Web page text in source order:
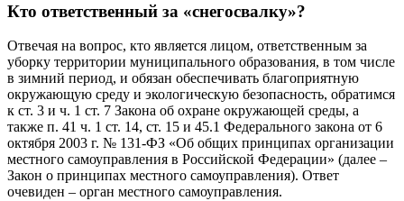
Кто ответственный за «снегосвалку»?
Отвечая на вопрос, кто является лицом, ответственным за
уборку территории муниципального образования, в том числе
в зимний период, и обязан обеспечивать благоприятную
окружающую среду и экологическую безопасность, обратимся
к ст. 3 и ч. 1 ст. 7 Закона об охране окружающей среды, а
также п. 41 ч. 1 ст. 14, ст. 15 и 45.1 Федерального закона от 6
октября 2003 г. № 131-ФЗ «Об общих принципах организации
местного самоуправления в Российской Федерации» (далее –
Закон о принципах местного самоуправления). Ответ
очевиден – орган местного самоуправления.